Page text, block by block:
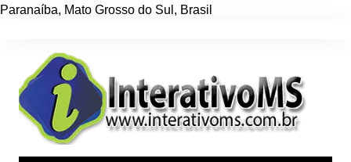
Paranaíba, Mato Grosso do Sul , Brasil
conteúdo